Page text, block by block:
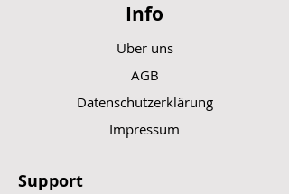
Info
Über uns
AGB
Datenschutzerklärung
Impressum
Support